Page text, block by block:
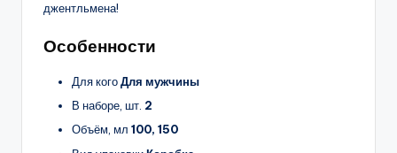
джентльмена!
Особенности
Для когоДля мужчины
В наборе, шт. 2
Объём, мл 100, 150